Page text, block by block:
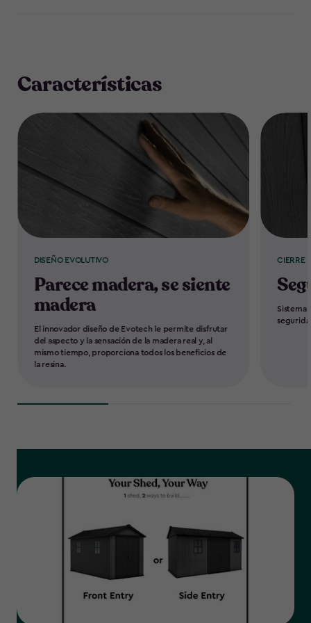
Características
DISEÑO EVOLUTIVO
Parece madera, se siente
madera
El innovador diseño de Evotech le permite disfrutar
del aspecto y la sensación de la madera real y, al
mismo tiempo, proporciona todos los beneficios de
la resina.
CIERRE
Sistema